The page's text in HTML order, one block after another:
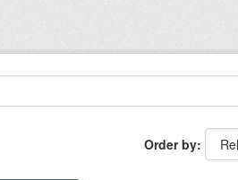
Order by